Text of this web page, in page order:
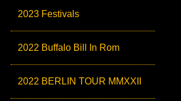
2023 Festivals
2022 Buffalo Bill In Rom
2022 BERLIN TOUR MMXXII